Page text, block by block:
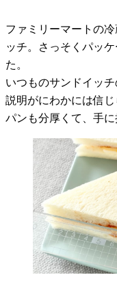
ファミリーマートの
ッチ。さっそくパッ
た。
いつものサンドイッ
説明がにわかには信
パンも分厚くて、手